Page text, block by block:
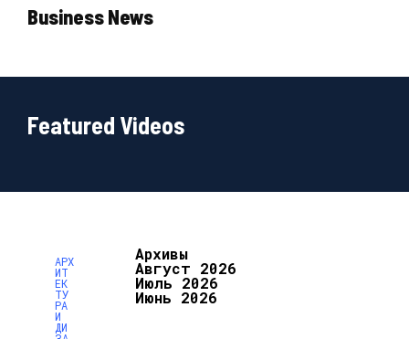
Business News
Featured Videos
АРХ
ИТ
ЕК
ТУ
РА
И
ДИ
Архивы
Август 2026
Июль 2026
Июнь 2026